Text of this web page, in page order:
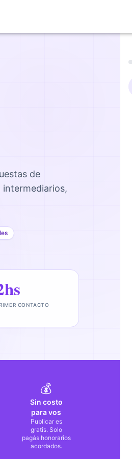
de
intermediarios,
CONTACTO
💰
Sin costo
para vos
Publicar es
gratis. Solo
pagás honorarios
acordados.